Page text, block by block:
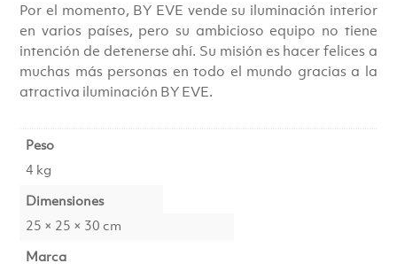
Por el momento, BY EVE vende su iluminación interior
en varios países, pero su ambicioso equipo no tiene
intención de detenerse ahí. Su misión es hacer felices a
muchas más personas en todo el mundo gracias a la
atractiva iluminación BY EVE.
Peso
4 kg
Dimensiones
25 × 25 × 30 cm
Marca